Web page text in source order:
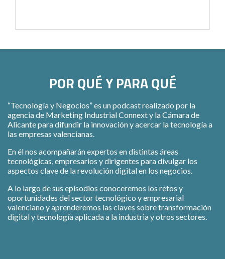
POR QUÉ Y PARA QUÉ
“Tecnología y Negocios” es un podcast realizado por la
agencia de Marketing Industrial Connext y la Cámara de
Alicante para difundir la innovación y acercar la tecnología a
las empresas valencianas.
En él nos acompañarán expertos en distintas áreas
tecnológicas, empresarios y dirigentes para divulgar los
aspectos clave de la revolución digital en los negocios.
A lo largo de sus episodios conoceremos los retos y
oportunidades del sector tecnológico y empresarial
valenciano y aprenderemos las claves sobre transformación
digital y tecnología aplicada a la industria y otros sectores.